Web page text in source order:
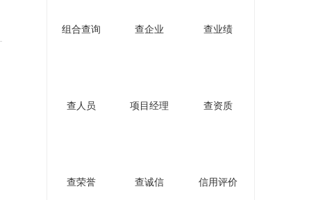
组合查询 查企业 查业绩
查人员 项目经理 查资质
查荣誉 查诚信 信用评价